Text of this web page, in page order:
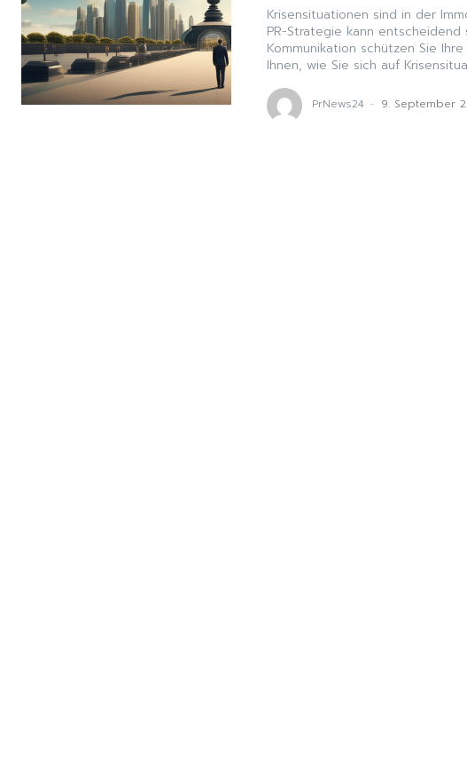
Krisensituationen sind in der
PR-Strategie kann
Kommunikation schützen Sie
Ihnen, wie Sie sich auf
PrNews24 - 9. September